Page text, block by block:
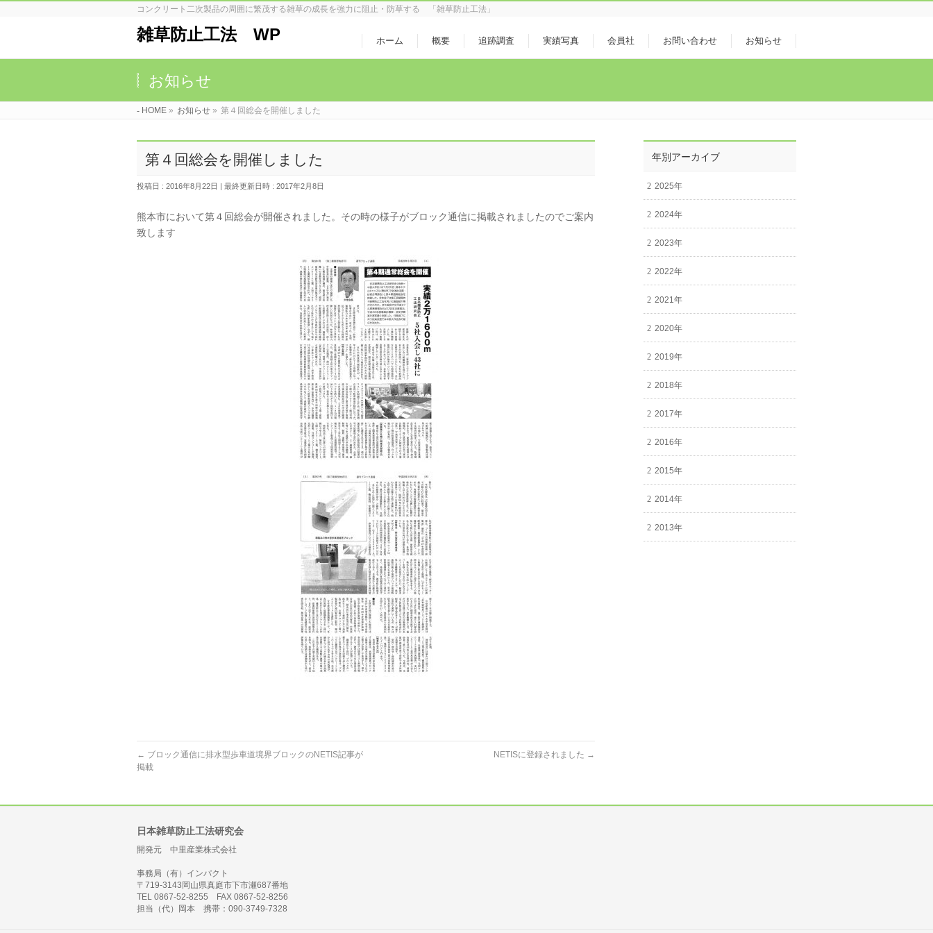
コンクリート二次製品の周囲に繁茂する雑草の成長を強力に阻止・防草する 「雑草防止工法」
雑草防止工法 WP ホーム 概要 追跡調査 実績写真 会員社 お問い合わせ お知らせ
お知らせ
HOME » お知らせ » 第４回総会を開催しました
第４回総会を開催しました
投稿日 : 2016年8月22日 最終更新日時 : 2017年2月8日
熊本市において第４回総会が開催されました。その時の様子がブロック通信に掲載されましたのでご案内
致します
← ブロック通信に排水型歩車道境界ブロックのNETIS記事が
掲載
NETISに登録されました →
年別アーカイブ
2025年
2024年
2023年
2022年
2021年
2020年
2019年
2018年
2017年
2016年
2015年
2014年
2013年
日本雑草防止工法研究会
開発元 中里産業株式会社
事務局（有）インパクト
〒719-3143岡山県真庭市下市瀬687番地
TEL 0867-52-8255 FAX 0867-52-8256
担当（代）岡本 携帯：090-3749-7328